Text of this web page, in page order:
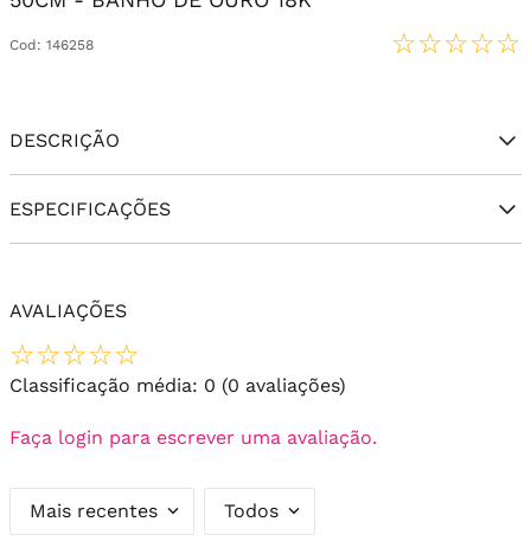
Cod : 146258 ☆☆☆☆☆
DESCRIÇÃO
ESPECIFICAÇÕES
AVALIAÇÕES
☆☆☆☆☆
Classificação média: 0 (0 avaliações)
Faça login para escrever uma avaliação.
Mais recentes Todos